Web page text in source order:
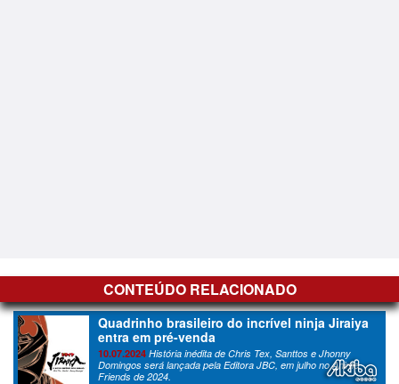
CONTEÚDO RELACIONADO
Quadrinho brasileiro do incrível ninja Jiraiya
entra em pré-venda
10.07.2024 História inédita de Chris Tex, Santtos e Jhonny
Domingos será lançada pela Editora JBC, em julho no Anime
Friends de 2024.